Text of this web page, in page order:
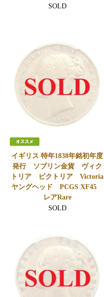
SOLD
イギリス 特年1838年銘初年度
発行 ソブリン金貨 ヴィク
トリア ビクトリア Victoria
ヤングヘッド PCGS XF45
レアRare
SOLD